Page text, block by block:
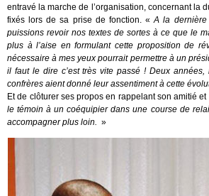
entravé la marche de l’organisation, concernant la
fixés lors de sa prise de fonction. «A la dernière
puissions revoir nos textes de sortes à ce que le
plus à l’aise en formulant cette proposition de
nécessaire à mes yeux pourrait permettre à un
il faut le dire c’est très vite passé ! Deux
confrères aient donné leur assentiment à cette
Et de clôturer ses propos en rappelant son amitié et
le témoin à un coéquipier dans une course de
accompagner plus loin. »